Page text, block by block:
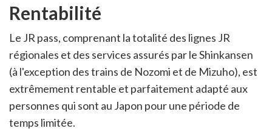
Rentabilité
Le JR pass, comprenant la totalité des lignes JR
régionales et des services assurés par le Shinkansen
(à l'exception des trains de Nozomi et de Mizuho), est
extrêmement rentable et parfaitement adapté aux
personnes qui sont au Japon pour une période de
temps limitée.